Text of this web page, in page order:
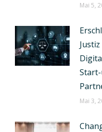
Mai 5,
Mai 3,